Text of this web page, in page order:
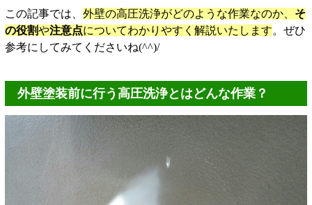
この記事では、 外壁の高圧洗浄がどのような作業なのか、 そ
の役割や注意点についてわかりやすく解説いたします。ぜひ
参考にしてみてくださいね(^^)/
外壁塗装前に行う高圧洗浄とはどんな作業？